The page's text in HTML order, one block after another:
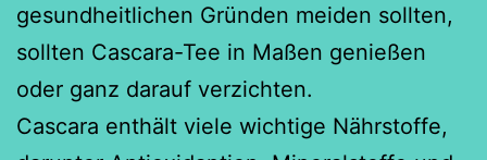
gesundheitlichen Gründen meiden sollten,
sollten Cascara-Tee in Maßen genießen
oder ganz darauf verzichten.
Cascara enthält viele wichtige Nährstoffe,